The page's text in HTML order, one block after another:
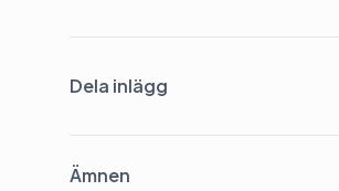
Dela inlägg
Ämnen